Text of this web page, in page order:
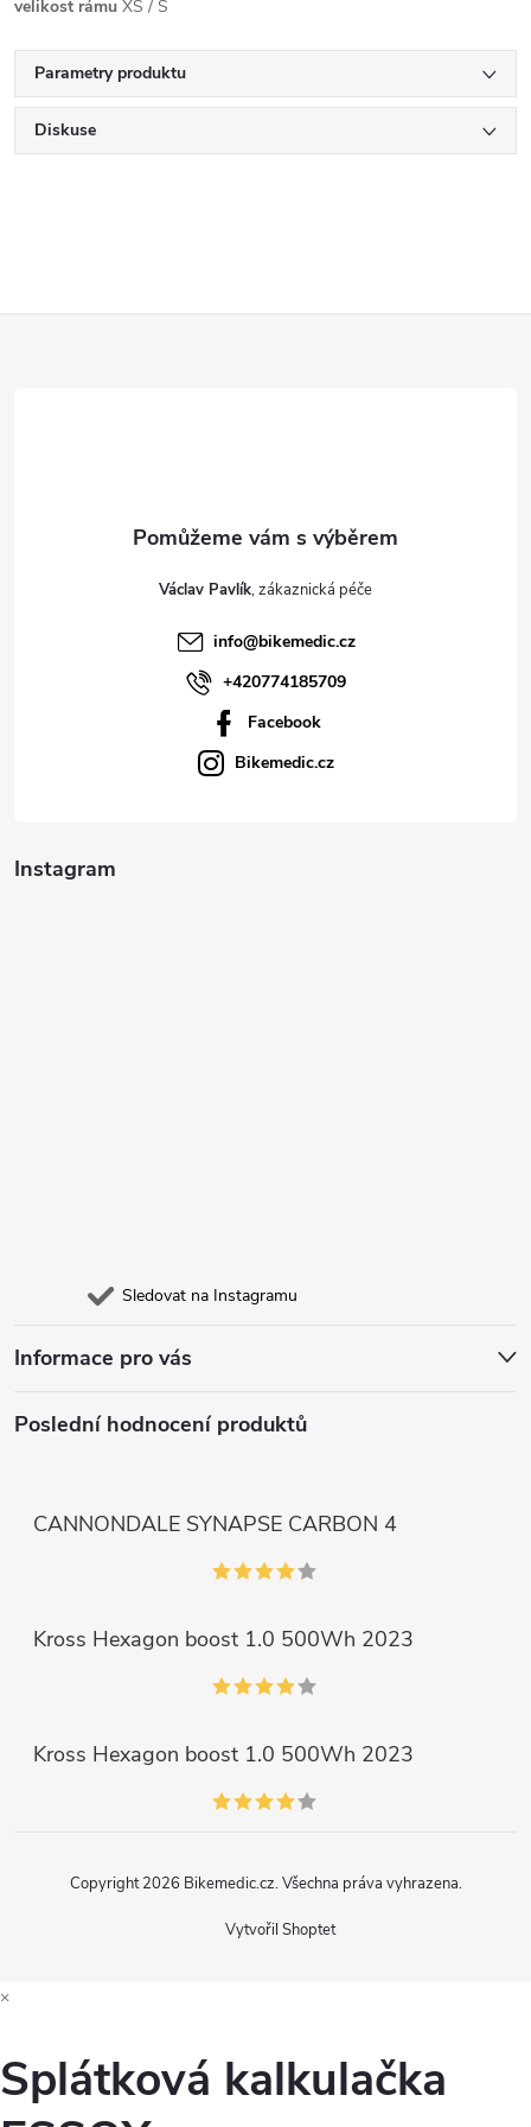
velikost rámu XS / S
Parametry produktu
Diskuse
Václav Pavlík
info@bikemedic.cz
+420774185709
Facebook
Bikemedic.cz
Instagram
Sledovat na Instagramu
Informace pro vás
Poslední hodnocení produktů
CANNONDALE SYNAPSE CARBON 4
Kross Hexagon boost 1.0 500Wh 2023
Kross Hexagon boost 1.0 500Wh 2023
Vytvořil Shoptet
Copyright 2026 Bikemedic.cz. Všechna práva vyhrazena.
×
Splátková kalkulačka